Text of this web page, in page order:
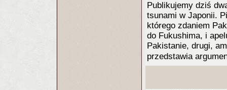
Publikujemy dziś
tsunami w Japonii.
którego zdaniem
do Fukushima, i
Pakistanie, drugi,
przedstawia